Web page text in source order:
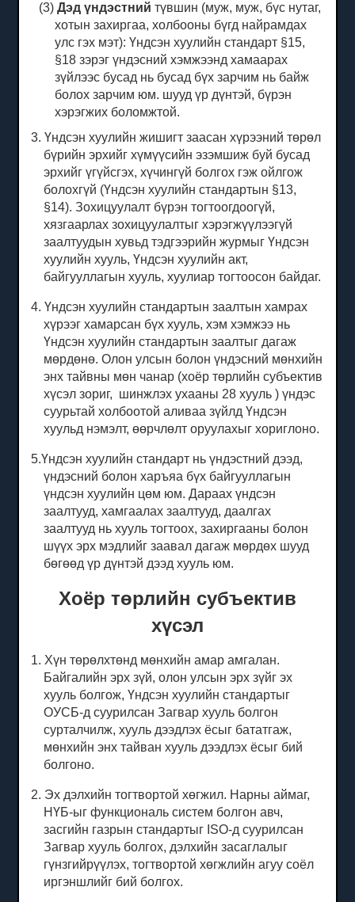
(3)Дэд үндэстний түвшин (муж, муж, бүс нутаг,
хотын захиргаа, холбооны бүгд найрамдах
улс гэх мэт): Үндсэн хуулийн стандарт §15,
§18 зэрэг үндэсний хэмжээнд хамаарах
зүйлээс бусад нь бусад бүх зарчим нь байж
болох зарчим юм. шууд үр дүнтэй, бүрэн
хэрэгжих боломжтой.
3. Үндсэн хуулийн жишигт заасан хүрээний төрөл
бүрийн эрхийг хүмүүсийн эзэмшиж буй бусад
эрхийг үгүйсгэх, хүчингүй болгох гэж ойлгож
болохгүй (Үндсэн хуулийн стандартын §13,
§14).Зохицуулалт бүрэн тогтоогдоогүй,
хязгаарлах зохицуулалтыг хэрэгжүүлээгүй
заалтуудын хувьд тэдгээрийн журмыг Үндсэн
хуулийн хууль, Үндсэн хуулийн акт,
байгууллагын хууль, хуулиар тогтоосон байдаг.
4. Үндсэн хуулийн стандартын заалтын хамрах
хүрээг хамарсан бүх хууль, хэм хэмжээ нь
Үндсэн хуулийн стандартын заалтыг дагаж
мөрдөнө.Олон улсын болон үндэсний мөнхийн
энх тайвны мөн чанар (хоёр төрлийн субъектив
хүсэл зориг, шинжлэх ухааны 28 хууль ) үндэс
суурьтай холбоотой аливаа зүйлд Үндсэн
хуульд нэмэлт, өөрчлөлт оруулахыг хориглоно.
5.Үндсэн хуулийн стандарт нь үндэстний дээд,
үндэсний болон харъяа бүх байгууллагын
үндсэн хуулийн цөм юм.Дараах үндсэн
заалтууд, хамгаалах заалтууд, даалгах
заалтууд нь хууль тогтоох, захиргааны болон
шүүх эрх мэдлийг заавал дагаж мөрдөх шууд
бөгөөд үр дүнтэй дээд хууль юм.
Хоёр төрлийн субъектив
хүсэл
1. Хүн төрөлхтөнд мөнхийн амар амгалан.
Байгалийн эрх зүй, олон улсын эрх зүйг эх
хууль болгож, Үндсэн хуулийн стандартыг
ОУСБ-д суурилсан Загвар хууль болгон
сурталчилж, хууль дээдлэх ёсыг бататгаж,
мөнхийн энх тайван хууль дээдлэх ёсыг бий
болгоно.
2. Эх дэлхийн тогтвортой хөгжил. Нарны аймаг,
НҮБ-ыг функциональ систем болгон авч,
засгийн газрын стандартыг ISO-д суурилсан
Загвар хууль болгох, дэлхийн засаглалыг
гүнзгийрүүлэх, тогтвортой хөгжлийн агуу соёл
иргэншлийг бий болгох.